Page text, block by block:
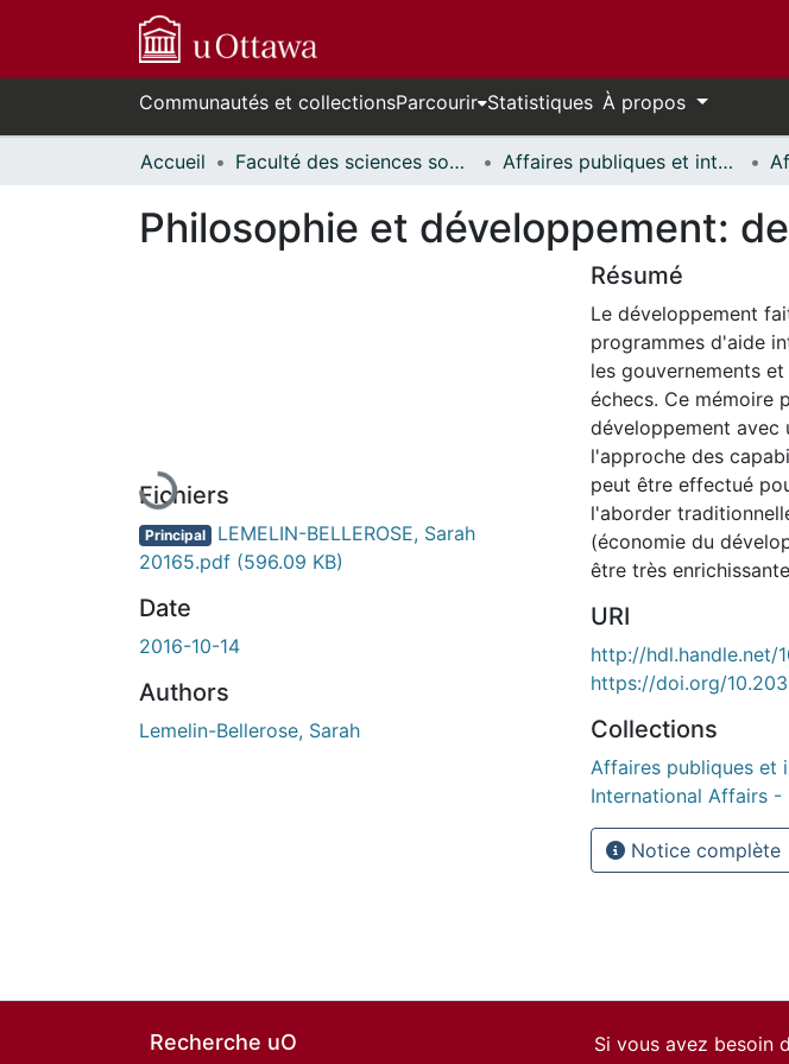
Communautés et collectionsParcourir Statistiques À propos
Accueil Faculté des sciences sociales // Faculty of Social Sciences Affaires publiques et internationales // Public and International Affairs
Philosophie et développement:
En cours de chargement...
Fichiers
Principal LEMELIN-BELLEROSE, Sarah
20165.pdf (596.09 KB)
Date
2016-10-14
Authors
Lemelin-Bellerose, Sarah
Résumé
Le développement
programmes d'aide
les gouvernements
échecs. Ce mémoire
développement avec
l'approche des
peut être effectué
l'aborder
(économie du
être très
URI
http://hdl.handle.net/
https://doi.org/
Collections
Affaires publiques et
International Affairs -
Notice complète
Recherche uO
Si vous avez besoin